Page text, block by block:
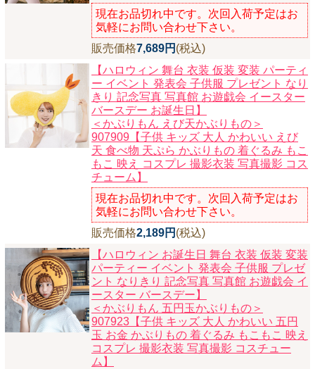
現在お品切れ中です。次回入荷予定はお
気軽にお問い合わせ下さい。
販売価格7,689円 (税込)
【ハロウィン 舞台 衣装 仮装 変装 パーティ
ー イベント 発表会 子供服 プレゼント なり
きり 記念写真 写真館 お遊戯会 イースター
バースデー お誕生日】
＜かぶりもん えび天かぶりもの＞
907909【子供 キッズ 大人 かわいい えび
天 食べ物 天ぷら かぶりもの 着ぐるみ もこ
もこ 映え コスプレ 撮影衣装 写真撮影 コス
チューム】
現在お品切れ中です。次回入荷予定はお
気軽にお問い合わせ下さい。
販売価格2,189円 (税込)
【ハロウィン お誕生日 舞台 衣装 仮装 変装
パーティー イベント 発表会 子供服 プレゼ
ント なりきり 記念写真 写真館 お遊戯会 イ
ースター バースデー】
＜かぶりもん 五円玉かぶりもの＞
907923【子供 キッズ 大人 かわいい 五円
玉 お金 かぶりもの 着ぐるみ もこもこ 映え
コスプレ 撮影衣装 写真撮影 コスチュー
ム】